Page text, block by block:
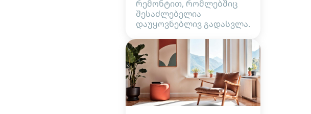
რემონტით, რომლებშიც
შესაძლებელია
დაუყოვნებლივ გადასვლა.